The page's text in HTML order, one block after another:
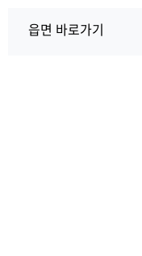
읍면 바로가기